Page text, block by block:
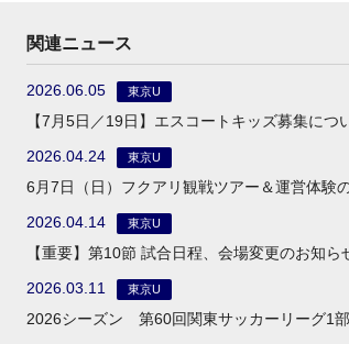
関連ニュース
2026.06.05 東京U
【7月5日／19日】エスコートキッズ募集につ
2026.04.24
東京U
6月7日（日）フクアリ観戦ツアー＆運営体験
2026.04.14
東京U
【重要】第10節 試合日程、会場変更のお知ら
2026.03.11
東京U
2026シーズン 第60回関東サッカーリーグ1